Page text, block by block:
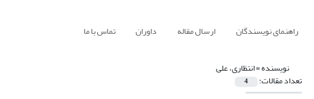
راهنمای نویسندگان ارسال مقاله داوران تماس با ما
نویسنده =انتظاری، علی
تعداد مقالات: 4